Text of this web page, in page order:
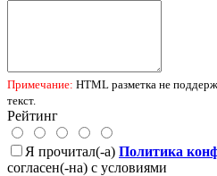
Примечание: HTML разметка не
текст.
Рейтинг
Я прочитал(-а) Политика
согласен(-на) с условиями